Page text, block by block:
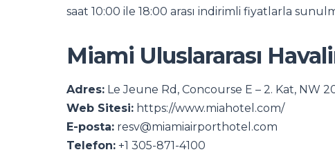
saat 10:00 ile 18:00 arası indirimli fiyatlarla
Miami Uluslararası
Adres: Le Jeune Rd, Concourse E – 2. Kat, NW
Web Sitesi: https://www.miahotel.com/
E-posta: resv@miamiairporthotel.com
Telefon: +1 305-871-4100